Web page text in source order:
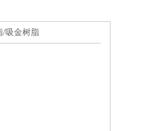
/吸金树脂